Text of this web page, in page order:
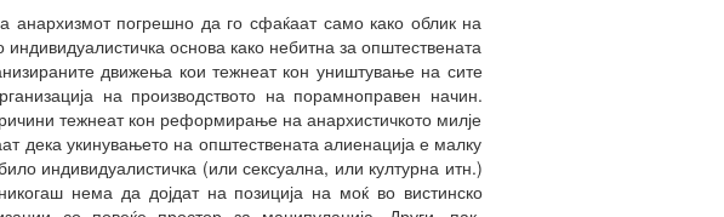
погрешно да го сфаќаат само како облик на
индивидуалистичка основа како небитна за општествената
движења кои тежнеат кон уништување на сите
на производството на порамноправен начин.
тежнеат кон реформирање на анархистичкото милје
дека укинувањето на општествената алиенација е малку
индивидуалистичка (или сексуална, или културна итн.)
нема да дојдат на позиција на моќ во вистинско